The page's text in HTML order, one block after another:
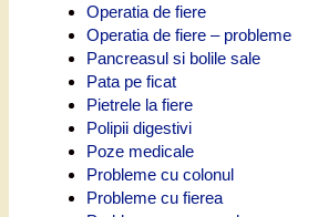
Operatia de fiere
Operatia de fiere – probleme
Pancreasul si bolile sale
Pata pe ficat
Pietrele la fiere
Polipii digestivi
Poze medicale
Probleme cu colonul
Probleme cu fierea